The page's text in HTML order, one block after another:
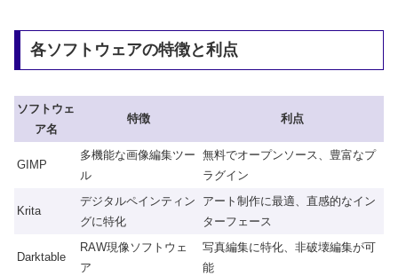
各ソフトウェアの特徴と利点
ソフトウェ
ア名
特徴 利点
GIMP
多機能な画像編集ツー
ル
無料でオープンソース、豊富なプ
ラグイン
Krita
デジタルペインティン
グに特化
アート制作に最適、直感的なイン
ターフェース
Darktable
RAW現像ソフトウェ
ア
写真編集に特化、非破壊編集が可
能